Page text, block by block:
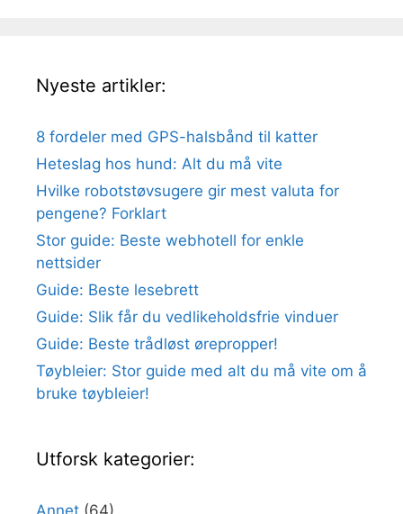
Nyeste artikler:
8 fordeler med GPS-halsbånd til katter
Heteslag hos hund: Alt du må vite
Hvilke robotstøvsugere gir mest valuta for
pengene? Forklart
Stor guide: Beste webhotell for enkle
nettsider
Guide: Beste lesebrett
Guide: Slik får du vedlikeholdsfrie vinduer
Guide: Beste trådløst ørepropper!
Tøybleier: Stor guide med alt du må vite om å
bruke tøybleier!
Utforsk kategorier:
Annet (64)